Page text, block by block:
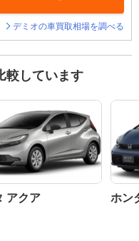
デミオの車買取相場を調べる
較しています
アクア ホン